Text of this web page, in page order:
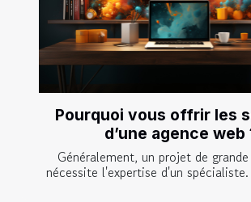
Pourquoi vous offrir les
d’une agence web
Généralement, un projet de
nécessite l'expertise d'un